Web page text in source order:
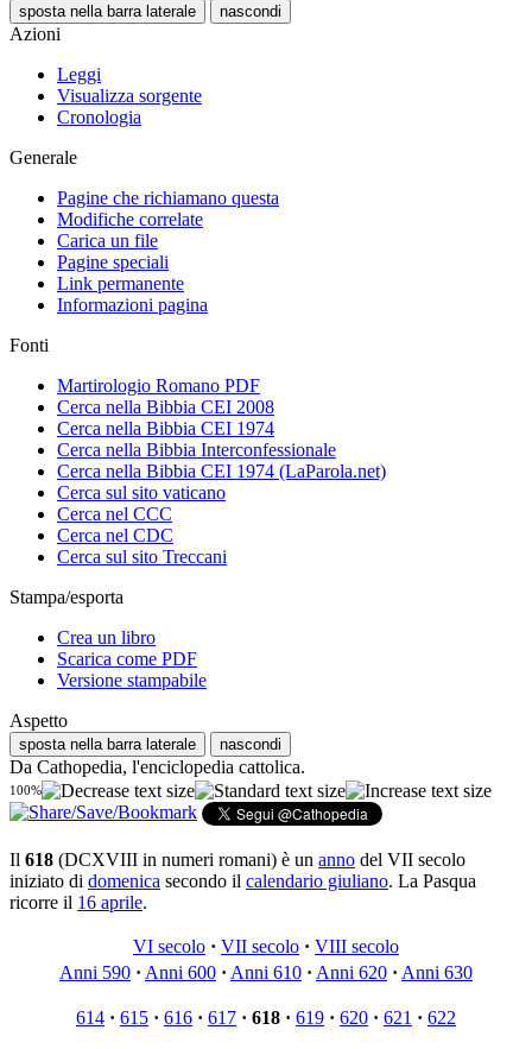
sposta nella barra laterale nascondi
Azioni
Leggi
Visualizza sorgente
Cronologia
Generale
Pagine che richiamano questa
Modifiche correlate
Carica un file
Pagine speciali
Link permanente
Informazioni pagina
Fonti
Martirologio Romano PDF
Cerca nella Bibbia CEI 2008
Cerca nella Bibbia CEI 1974
Cerca nella Bibbia Interconfessionale
Cerca nella Bibbia CEI 1974 (LaParola.net)
Cerca sul sito vaticano
Cerca nel CCC
Cerca nel CDC
Cerca sul sito Treccani
Stampa/esporta
Crea un libro
Scarica come PDF
Versione stampabile
Aspetto
sposta nella barra laterale nascondi
Da Cathopedia, l'enciclopedia cattolica.
100%
Il 618 (DCXVIII in numeri romani) è un anno del VII secolo
iniziato di domenica secondo il calendario giuliano. La Pasqua
ricorre il 16 aprile.
VI secolo · VII secolo · VIII secolo
Anni 590 · Anni 600 · Anni 610 · Anni 620 · Anni 630
614 · 615 · 616 · 617 · 618 · 619 · 620 · 621 · 622